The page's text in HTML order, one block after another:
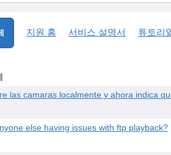
지원 홈 서비스 설명서 튜토리
las camaras localmente y ahora indica
else having issues with ftp playback?